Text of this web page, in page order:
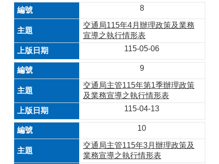
8
交通局115年4月辦理政策及業務
宣導之執行情形表
115-05-06
9
交通局主管115年第1季辦理政策
及業務宣導之執行情形表
115-04-13
10
交通局主管115年3月辦理政策及
業務宣導之執行情形表